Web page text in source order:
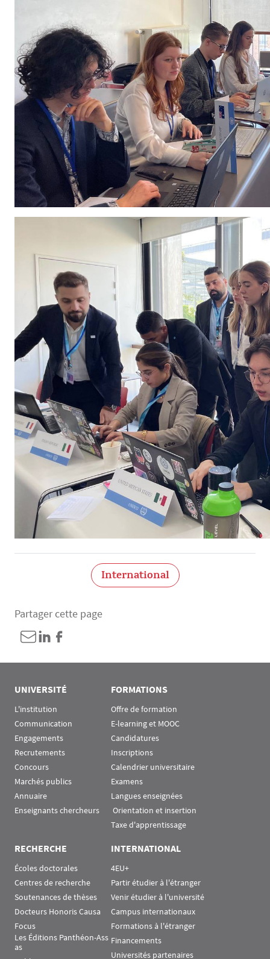
International
Partager cette page
UNIVERSITÉ
L'institution
Communication
Engagements
Recrutements
Concours
Marchés publics
Annuaire
Enseignants chercheurs
FORMATIONS
Offre de formation
E-learning et MOOC
Candidatures
Inscriptions
Calendrier universitaire
Examens
Langues enseignées
Orientation et insertion
Taxe d'apprentissage
RECHERCHE
Écoles doctorales
Centres de recherche
Soutenances de thèses
Docteurs Honoris Causa
Focus
Les Éditions Panthéon-Ass
as
INTERNATIONAL
4EU+
Partir étudier à l'étranger
Venir étudier à l'université
Campus internationaux
Formations à l'étranger
Financements
Universités partenaires